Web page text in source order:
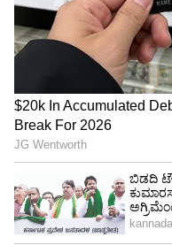
ಕರ್ನಾಟಕದಲ್ಲಿ